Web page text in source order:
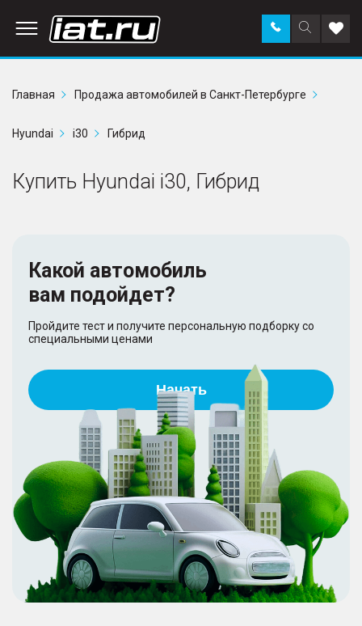
Поиск
по
Заказать
звонок в
Главная
Продажа автомобилей в Санкт-Петербурге
Hyundai i30 Гибрид
Купить Hyundai i30, Гибрид
Какой автомобиль
вам подойдет?
Пройдите тест и получите персональную подборку со
специальными ценами
Начать